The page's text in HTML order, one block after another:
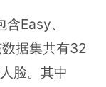
Easy、
据集共有32
脸。其中